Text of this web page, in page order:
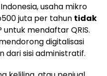
usaha mikro
juta per tahun tidak
untuk mendaftar QRIS.
digitalisasi
dari sisi administratif.